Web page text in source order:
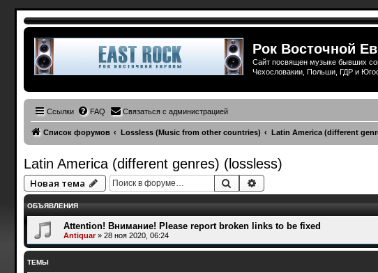
Рок Восточной
Сайт посвящен музыке бывших
Чехословакии, Польши, ГДР и
Ссылки FAQ Связаться с администрацией
Список форумов Lossless (Music from other countries) Latin America (different
Latin America (different genres) (lossless)
Новая тема Поиск
ОБЪЯВЛЕНИЯ
Attention! Внимание! Please report broken links to be fixed
Antiquar» 28 ноя 2020, 06:24
ТЕМЫ